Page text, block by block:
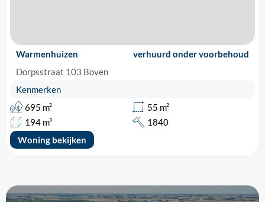
Warmenhuizen
verhuurd onder voorbehoud
Dorpsstraat 103 Boven
Kenmerken
695 m²
55 m²
194 m³
1840
Woning bekijken